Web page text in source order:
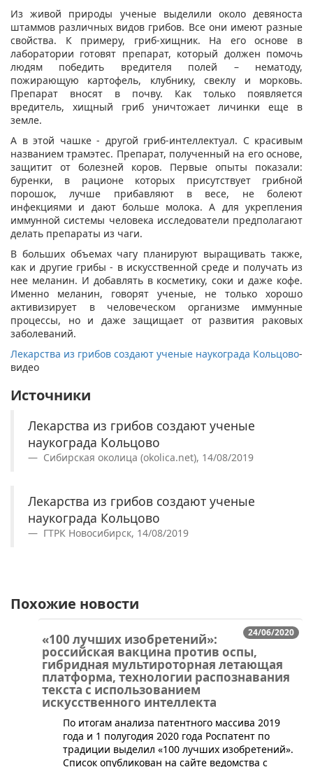
Из живой природы ученые выделили около девяноста
штаммов различных видов грибов. Все они имеют разные
свойства. К примеру, гриб-хищник. На его основе в
лаборатории готовят препарат, который должен помочь
людям победить вредителя полей – нематоду,
пожирающую картофель, клубнику, свеклу и морковь.
Препарат вносят в почву. Как только появляется
вредитель, хищный гриб уничтожает личинки еще в
земле.
А в этой чашке - другой гриб-интеллектуал. С красивым
названием трамэтес. Препарат, полученный на его основе,
защитит от болезней коров. Первые опыты показали:
буренки, в рационе которых присутствует грибной
порошок, лучше прибавляют в весе, не болеют
инфекциями и дают больше молока. А для укрепления
иммунной системы человека исследователи предполагают
делать препараты из чаги.
В больших объемах чагу планируют выращивать также,
как и другие грибы - в искусственной среде и получать из
нее меланин. И добавлять в косметику, соки и даже кофе.
Именно меланин, говорят ученые, не только хорошо
активизирует в человеческом организме иммунные
процессы, но и даже защищает от развития раковых
заболеваний.
Лекарства из грибов создают ученые наукограда Кольцово-
видео
Источники
Лекарства из грибов создают ученые
наукограда Кольцово
Сибирская околица (okolica.net), 14/08/2019
Лекарства из грибов создают ученые
наукограда Кольцово
ГТРК Новосибирск, 14/08/2019
Похожие новости
24/06/2020
«100 лучших изобретений»:
российская вакцина против оспы,
гибридная мультироторная летающая
платформа, технологии распознавания
текста с использованием
искусственного интеллекта
​По итогам анализа патентного массива 2019
года и 1 полугодия 2020 года Роспатент по
традиции выделил «100 лучших изобретений».
Список опубликован на сайте ведомства с